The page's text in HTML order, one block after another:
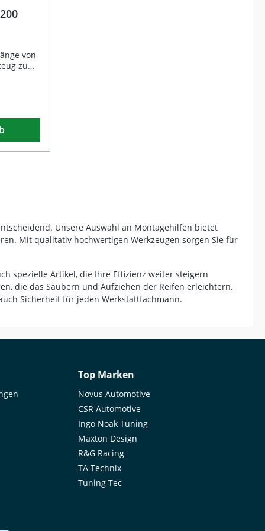
von
zum
zu
aus
und
Halt
Unsere Auswahl an Montagehilfen bietet
Mit qualitativ hochwertigen Werkzeugen sorgen Sie für
spezielle Artikel, die Ihre Effizienz weiter steigern
die das Säubern und Aufziehen der Reifen erleichtern.
Sicherheit für jeden Werkstattfachmann.
Top Marken
Novus Automotive
CSR Automotive
Ingo Noak Tuning
Maxton Design
R&G Racing
TA Technix
Tuning Tec